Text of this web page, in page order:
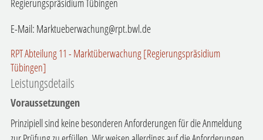
Regierungspräsidium Tübingen
E-Mail: Marktueberwachung@rpt.bwl.de
RPT Abteilung 11 - Marktüberwachung [Regierungspräsidium
Tübingen]
Leistungsdetails
Voraussetzungen
Prinzipiell sind keine besonderen Anforderungen für die Anmeldung